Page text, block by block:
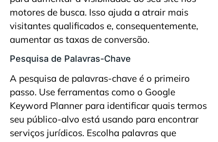
motores de busca. Isso ajuda a atrair mais
visitantes qualificados e, consequentemente,
aumentar as taxas de conversão.
Pesquisa de Palavras-Chave
A pesquisa de palavras-chave é o primeiro
passo. Use ferramentas como o Google
Keyword Planner para identificar quais termos
seu público-alvo está usando para encontrar
serviços jurídicos. Escolha palavras que